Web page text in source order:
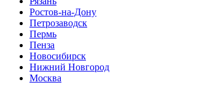
Ростов-на-Дону
Петрозаводск
Пермь
Пенза
Новосибирск
Нижний Новгород
Москва